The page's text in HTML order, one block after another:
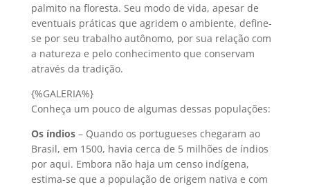
palmito na floresta. Seu modo de vida, apesar de
eventuais práticas que agridem o ambiente, define-
se por seu trabalho autônomo, por sua relação com
a natureza e pelo conhecimento que conservam
através da tradição.
{%GALERIA%}
Conheça um pouco de algumas dessas populações:
Os índios – Quando os portugueses chegaram ao
Brasil, em 1500, havia cerca de 5 milhões de índios
por aqui. Embora não haja um censo indígena,
estima-se que a população de origem nativa e com